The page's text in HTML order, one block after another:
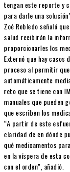
tengan este reporte y
para darle una
Zoé Robledo señaló
salud recibirán la
proporcionarles los
Externó que hay
proceso al permitir
automáticamente
reto que se tiene con
manuales que pueden
que escriben los
“A partir de este
claridad de en dónde
qué medicamentos
en la víspera de esta
con el orden”, añadió.